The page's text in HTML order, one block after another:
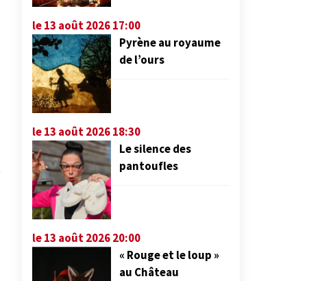
le 13 août 2026 17:00
Pyrène au royaume
de l’ours
le 13 août 2026 18:30
Le silence des
pantoufles
le 13 août 2026 20:00
« Rouge et le loup »
au Château